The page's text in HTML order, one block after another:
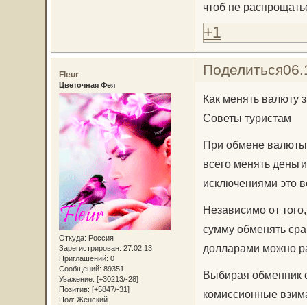
чтоб не
+1
Поделиться
Fleur
Цветочная Фея
Откуда: Россия
Зарегистрирован: 27.02.13
Приглашений: 0
Сообщений: 89351
Уважение: [+30213/-28]
Позитив: [+5847/-31]
Пол: Женский
Как менять валюту
Советы туристам
При обмене валюты
всего менять
исключениями это
Независимо от
сумму обменять
долларами можно
Выбирая обменник
комиссионные